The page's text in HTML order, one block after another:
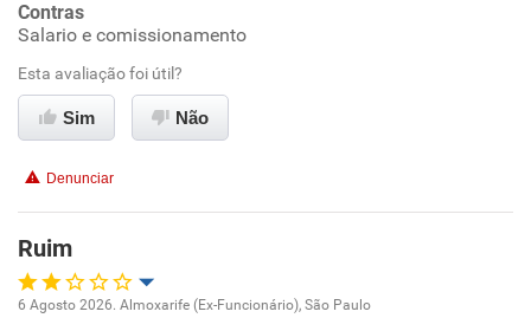
Conciliação com a vida familiar
Benefícios
Recomenda a diretoria
Contras
Salario e comissionamento
Esta avaliação foi útil?
Sim Não
Denunciar
Ruim
6 Agosto 2026. Almoxarife (Ex-Funcionário), São Paulo